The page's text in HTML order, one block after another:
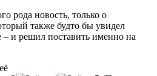
рода новость, только о
также будто бы увидел
и решил поставить именно на